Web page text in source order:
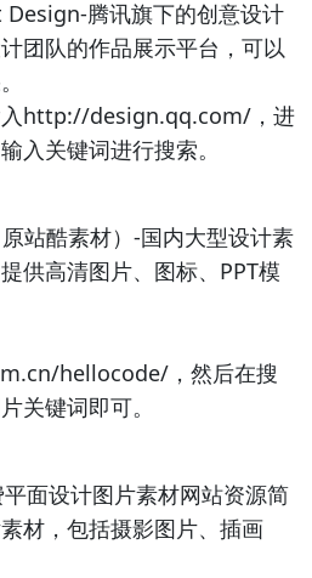
腾讯旗下的创意设计
团队的作品展示平台，可以
入http://design.qq.com/，进
入关键词进行搜索。
站酷素材）-国内大型设计素
供高清图片、图标、PPT模
hellocode/，然后在搜
关键词即可。
面设计图片素材网站资源简
材，包括摄影图片、插画